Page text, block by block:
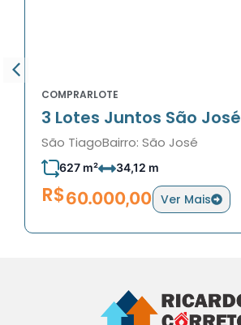
COMPRARLOTE
3 Lotes Juntos São José
São TiagoBairro: São José
627 m² 34,12 m
R$60.000,00 Ver Mais